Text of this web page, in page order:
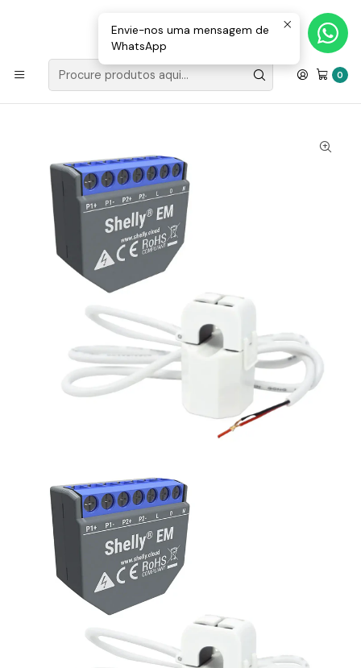
0
Loja Valongo: 220 150 143 (chamada para a rede fixa nacional) «»
E-mail: geral@movenergy.pt
Início MATERIAL ELÉTRICO
Módulo medidor de consumo duplo para automação Wifi +
Núcleo 50A - Shelly EM+50A
Envie-nos uma mensagem de
WhatsApp